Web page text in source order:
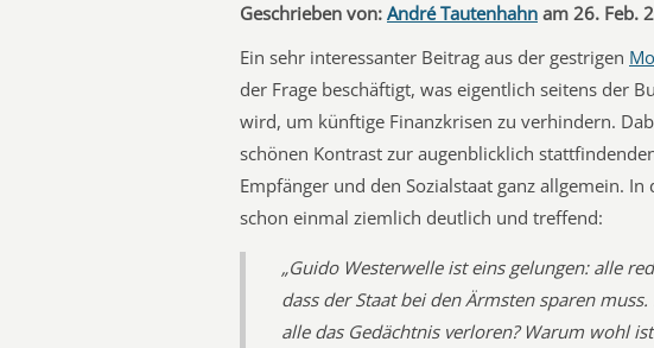
Geschrieben von: André Tautenhahn am 26. Feb.
Ein sehr interessanter Beitrag aus der gestrigen
der Frage beschäftigt, was eigentlich seitens der
wird, um künftige Finanzkrisen zu verhindern.
schönen Kontrast zur augenblicklich
Empfänger und den Sozialstaat ganz allgemein.
schon einmal ziemlich deutlich und treffend:
„Guido Westerwelle ist eins gelungen: alle
dass der Staat bei den Ärmsten sparen
alle das Gedächtnis verloren? Warum wohl